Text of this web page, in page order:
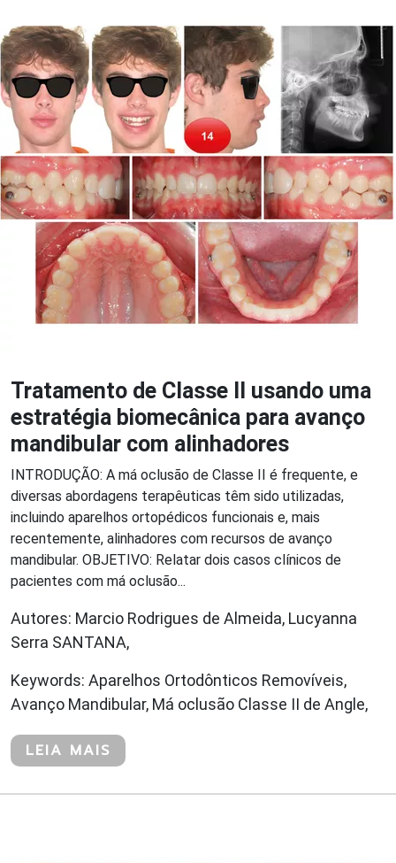
Tratamento de Classe Il usando uma
estratégia biomecânica para avanço
mandibular com alinhadores
INTRODUÇÃO: A má oclusão de Classe II é frequente, e
diversas abordagens terapêuticas têm sido utilizadas,
incluindo aparelhos ortopédicos funcionais e, mais
recentemente, alinhadores com recursos de avanço
mandibular. OBJETIVO: Relatar dois casos clínicos de
pacientes com má oclusão...
Autores: Marcio Rodrigues de Almeida, Lucyanna
Serra SANTANA,
Keywords: Aparelhos Ortodônticos Removíveis,
Avanço Mandibular, Má oclusão Classe II de Angle,
LEIA MAIS